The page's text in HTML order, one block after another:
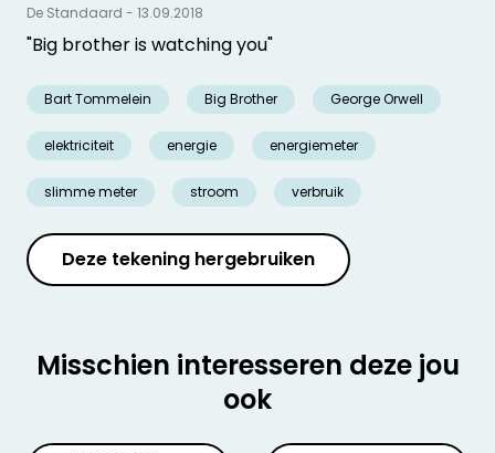
"Big brother is watching you"
Bart Tommelein Big Brother George Orwell
elektriciteit energie energiemeter
slimme meter stroom verbruik
De Standaard - 13.09.2018
Deze tekening hergebruiken
Misschien interesseren deze jou
ook